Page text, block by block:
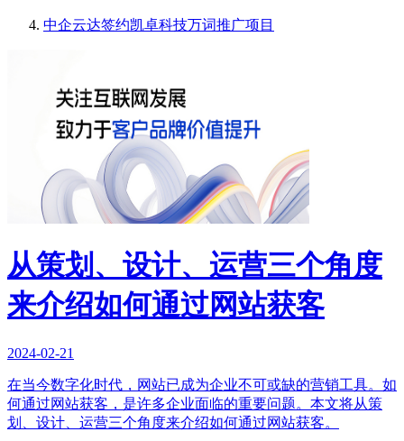
中企云达签约凯卓科技万词推广项目
从策划、设计、运营三个角度
来介绍如何通过网站获客
2024-02-21
在当今数字化时代，网站已成为企业不可或缺的营销工具。如
何通过网站获客，是许多企业面临的重要问题。本文将从策
划、设计、运营三个角度来介绍如何通过网站获客。